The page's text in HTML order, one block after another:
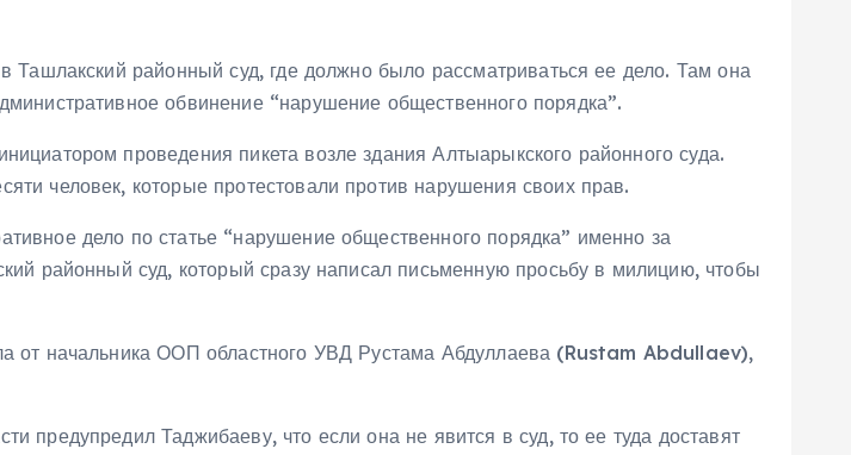
районный суд, где должно было рассматриваться ее дело. Там она
обвинение “нарушение общественного порядка”.
проведения пикета возле здания Алтыарыкского районного суда.
человек, которые протестовали против нарушения своих прав.
дело по статье “нарушение общественного порядка” именно за
районный суд, который сразу написал письменную просьбу в милицию, чтобы
от начальника ООП областного УВД Рустама Абдуллаева (Rustam Abdullaev),
предупредил Таджибаеву, что если она не явится в суд, то ее туда доставят